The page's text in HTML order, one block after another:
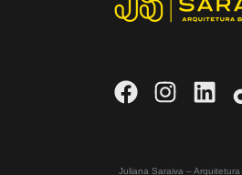
Juliana Saraiva –